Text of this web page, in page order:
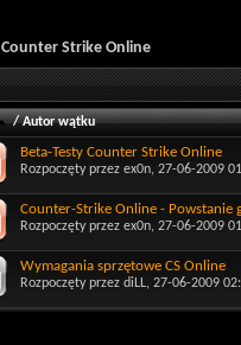
Counter Strike Online
/Autor wątku
Beta-Testy Counter Strike Online
Rozpoczęty przez ex0n, 27-06-2009
Counter-Strike Online - Powstanie
Rozpoczęty przez ex0n, 27-06-2009
Wymagania sprzętowe CS Online
Rozpoczęty przez diLL, 27-06-2009